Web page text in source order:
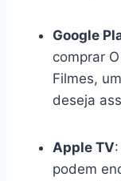
Google
comprar
Filmes,
deseja
Apple TV
podem